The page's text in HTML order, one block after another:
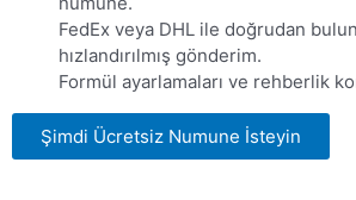
FedEx veya DHL ile doğrudan
hızlandırılmış gönderim.
Formül ayarlamaları ve rehberlik
Şimdi Ücretsiz Numune İsteyin